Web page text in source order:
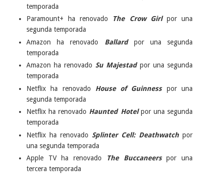
temporada
Paramount+ ha renovado The Crow Girlpor una
segunda temporada
Amazon ha renovado Ballardpor una segunda
temporada
Amazon ha renovado Su Majestadpor una segunda
temporada
Netflix ha renovado House of Guinnesspor una
segunda temporada
Netflix ha renovado Haunted Hotelpor una segunda
temporada
Netflix ha renovado Splinter Cell: Deathwatch por
una segunda temporada
Apple TV ha renovado
The Buccaneerspor una
tercera temporada